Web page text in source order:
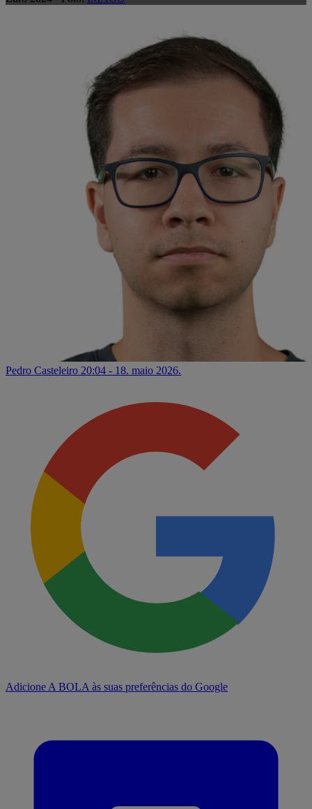
Pedro Casteleiro 20:04 - 18. maio 2026.
Adicione A BOLA às suas preferências do Google